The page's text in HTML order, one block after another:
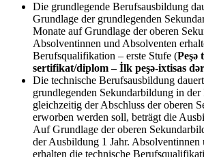
Die grundlegende Berufsausbildung
Grundlage der grundlegenden
Monate auf Grundlage der oberen
Absolventinnen und Absolventen
Berufsqualifikation – erste Stufe (Peşə
sertifikat/diplom – İlk peşə-ixtisas
Die technische Berufsausbildung
grundlegenden Sekundarbildung in der
gleichzeitig der Abschluss der oberen
erworben werden soll, beträgt die
Auf Grundlage der oberen
der Ausbildung 1 Jahr. Absolventinnen
erhalten die technische